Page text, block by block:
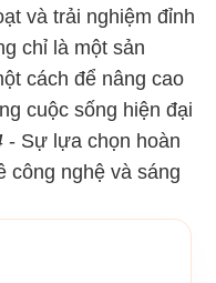
và trải nghiệm đỉnh
chỉ là một sản
cách để nâng cao
cuộc sống hiện đại
- Sự lựa chọn hoàn
công nghệ và sáng